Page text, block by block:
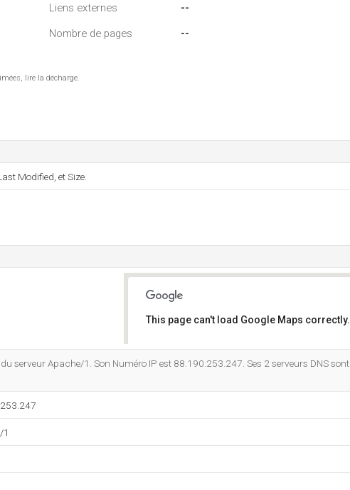
Liens externes --
Nombre de pages --
lire la décharge.
Modified, et Size.
This page can't load Google Maps correctly.
serveur Apache/1. Son Numéro IP est 88.190.253.247. Ses 2 serveurs DNS sont
1